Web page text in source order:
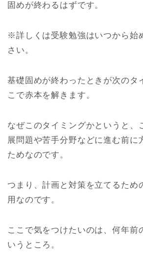
固めが終わるはずです。
※詳しくは受験勉強はいつから始
さい。
基礎固めが終わったときが次のタ
こで赤本を解きます。
なぜこのタイミングかというと、
展問題や苦手分野などに進む前に
ためなのです。
つまり、計画と対策を立てるため
用なのです。
ここで気をつけたいのは、何年前
いうところ。